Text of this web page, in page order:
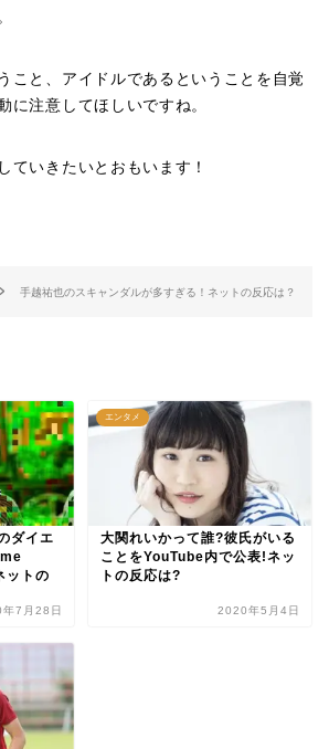
こと、アイドルであるということを自覚
に注意してほしいですね。
ていきたいとおもいます！
手越祐也のスキャンダルが多すぎる！ネットの反応は？
ダイエ
ットの
7月28日
エンタメ
大関れいかって誰?彼氏がいる
ことをYouTube内で公表!ネッ
トの反応は?
2020年5月4日